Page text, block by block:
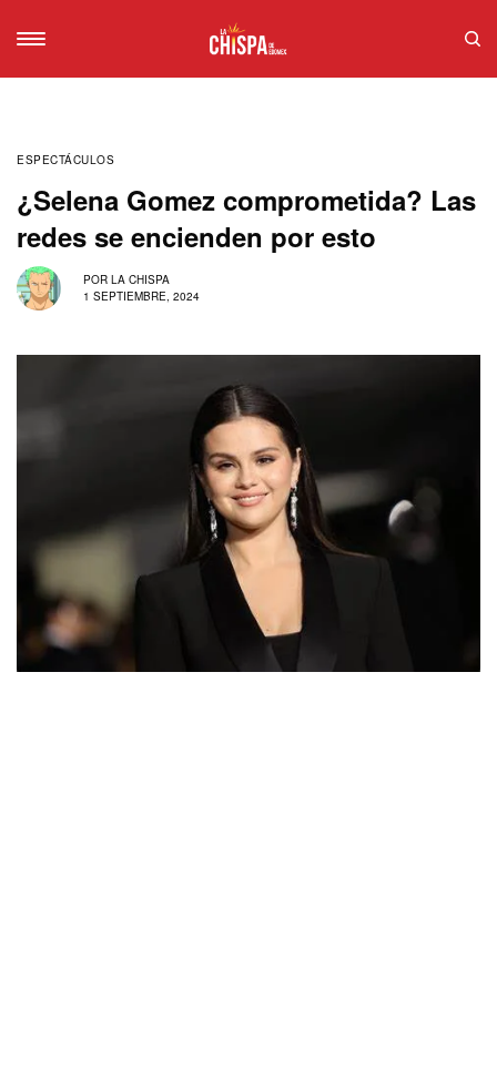
ESPECTÁCULOS
¿Selena Gomez comprometida? Las
redes se encienden por esto
POR LA CHISPA
1 SEPTIEMBRE, 2024